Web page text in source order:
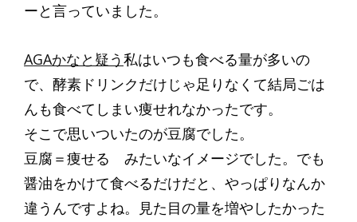
ーと言っていました。
AGAかなと疑う私はいつも食べる量が多いの
で、酵素ドリンクだけじゃ足りなくて結局ごは
んも食べてしまい痩せれなかったです。
そこで思いついたのが豆腐でした。
豆腐＝痩せる みたいなイメージでした。でも
醤油をかけて食べるだけだと、やっぱりなんか
違うんですよね。見た目の量を増やしたかった